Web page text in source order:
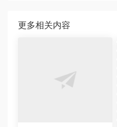
更多相关内容